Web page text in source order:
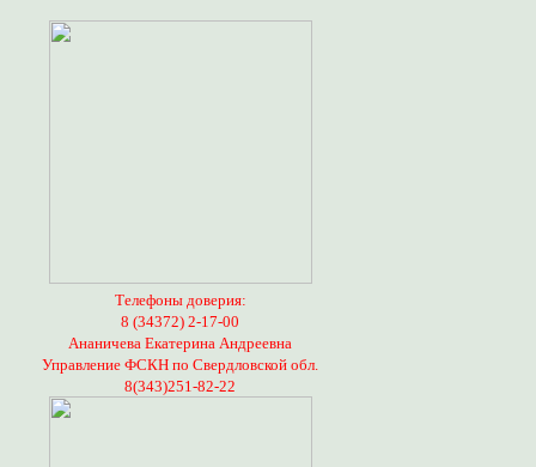
Телефоны доверия:
8 (34372) 2-17-00
Ананичева Екатерина Андреевна
Управление ФСКН по Свердловской обл.
8(343)251-82-22